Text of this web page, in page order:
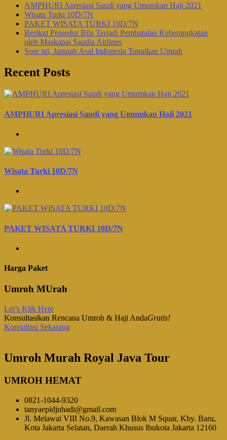
AMPHURI Apresiasi Saudi yang Umumkan Haji 2021
Wisata Turki 10D/7N
PAKET WISATA TURKI 10D/7N
Berikut Prosedur Bila Terjadi Pembatalan Keberangkatan
oleh Maskapai Saudia Airlines
Sore ini, Jamaah Asal Indonesia Tunaikan Umrah
Recent Posts
AMPHURI Apresiasi Saudi yang Umumkan Haji 2021
Wisata Turki 10D/7N
PAKET WISATA TURKI 10D/7N
Harga Paket
Umroh MUrah
Let’s Klik Here
Konsultasikan Rencana Umroh & Haji AndaGratis!
Konsultasi Sekarang
Umroh Murah Royal Java Tour
UMROH HEMAT
0821-1044-9320
tanyaepidjuhadi@gmail.com
Jl. Melawai VIII No.9, Kawasan Blok M Squar, Kby. Baru,
Kota Jakarta Selatan, Daerah Khusus Ibukota Jakarta 12160